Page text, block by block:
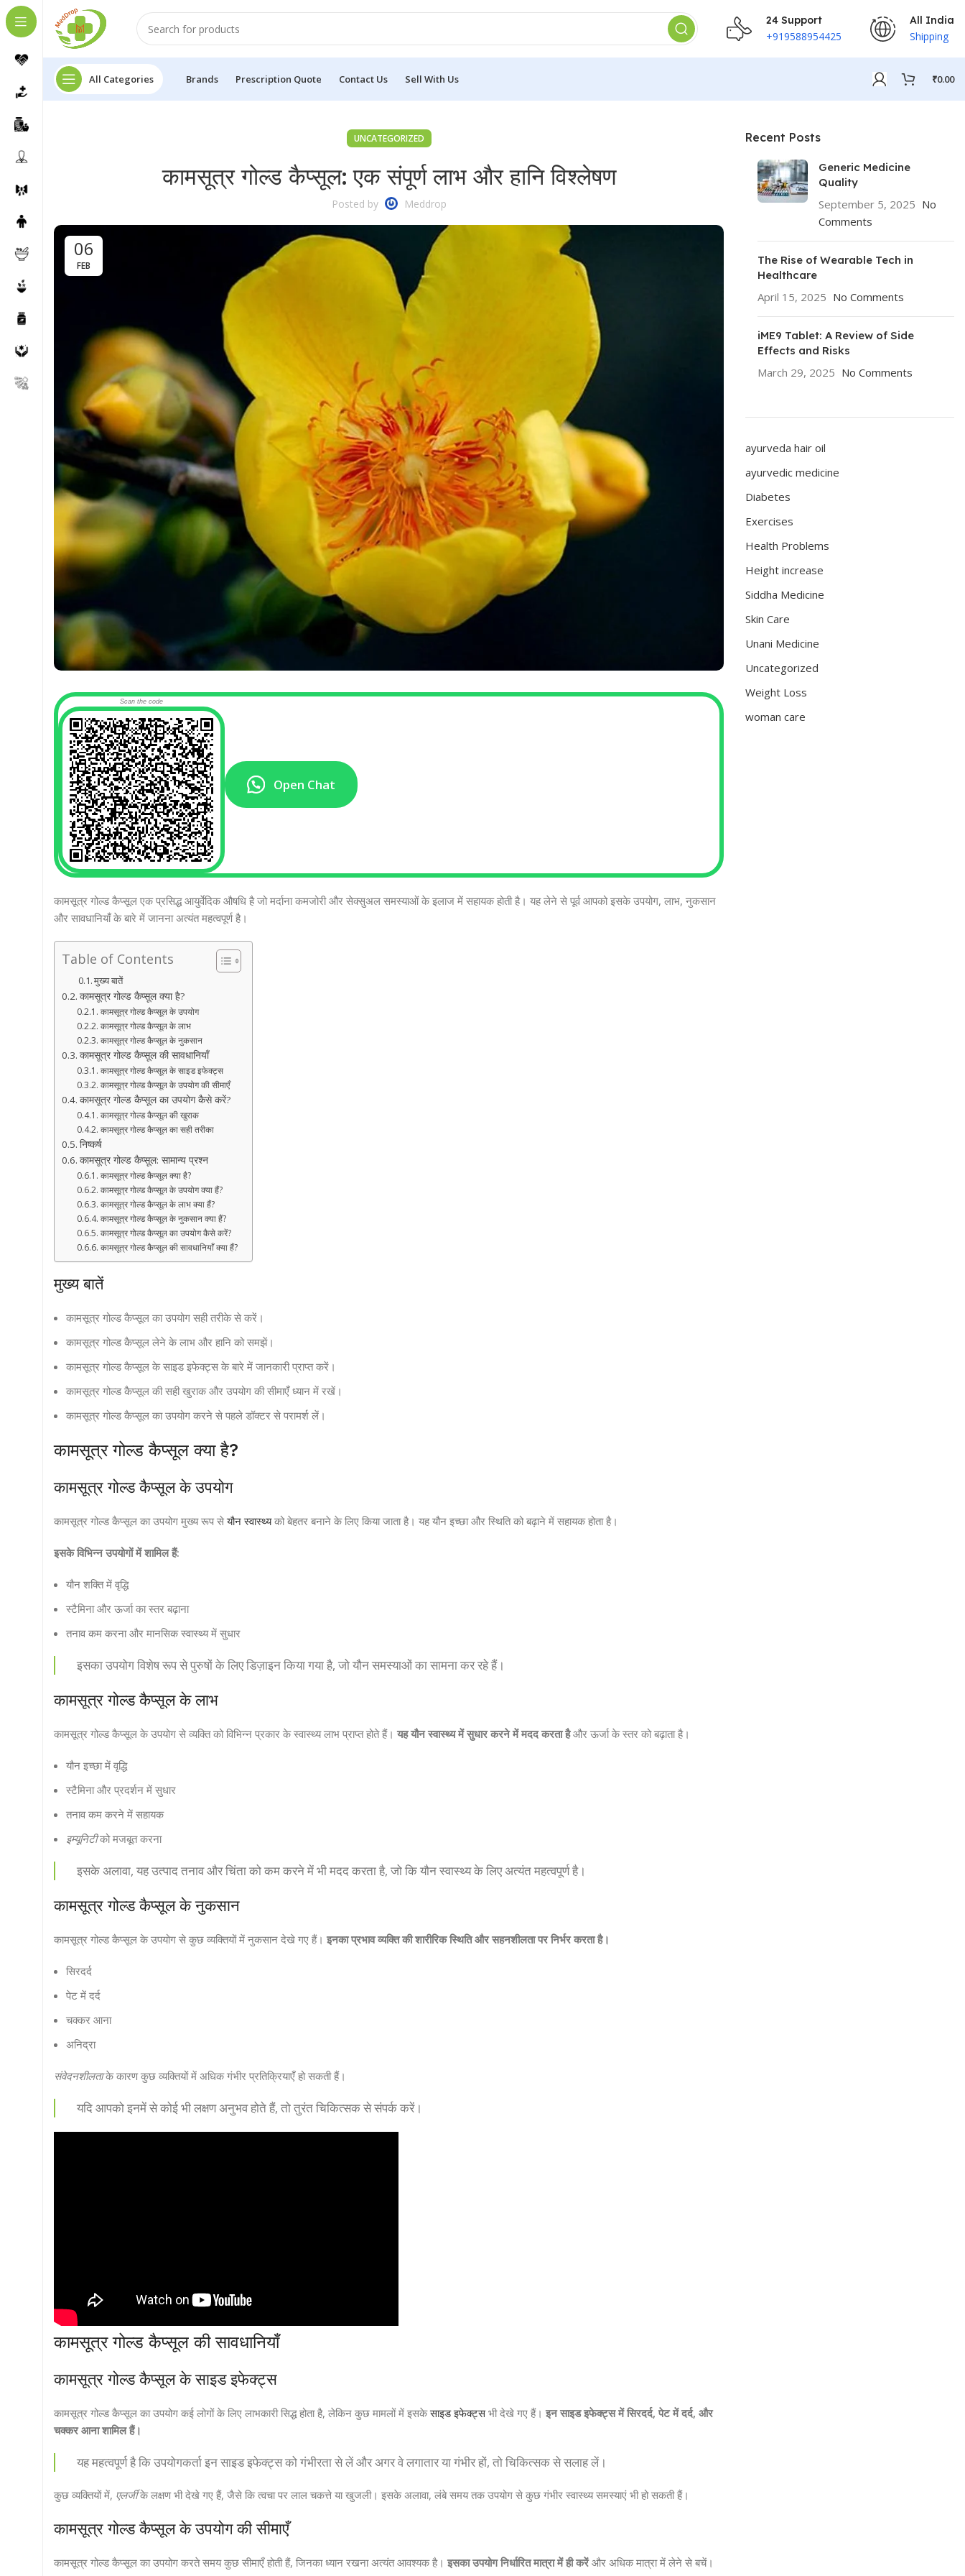
24 Support
+919588954425
All India
Shipping
All Categories Brands Prescription Quote Contact Us Sell With Us ₹0.00
UNCATEGORIZED
कामसूत्र गोल्ड कैप्सूल: एक संपूर्ण लाभ और हानि विश्लेषण
Posted by Meddrop
06
FEB
Scan the code
Open Chat
कामसूत्र गोल्ड कैप्सूल एक प्रसिद्ध आयुर्वेदिक औषधि है जो मर्दाना कमजोरी और सेक्सुअल समस्याओं के इलाज में सहायक होती है। यह लेने से पूर्व आपको इसके उपयोग, लाभ, नुकसान
और सावधानियाँ के बारे में जानना अत्यंत महत्वपूर्ण है।
Table of Contents
मुख्य बातें
कामसूत्र गोल्ड कैप्सूल क्या है?
कामसूत्र गोल्ड कैप्सूल के उपयोग
कामसूत्र गोल्ड कैप्सूल के लाभ
कामसूत्र गोल्ड कैप्सूल के नुकसान
कामसूत्र गोल्ड कैप्सूल की सावधानियाँ
कामसूत्र गोल्ड कैप्सूल के साइड इफेक्ट्स
कामसूत्र गोल्ड कैप्सूल के उपयोग की सीमाएँ
कामसूत्र गोल्ड कैप्सूल का उपयोग कैसे करें?
कामसूत्र गोल्ड कैप्सूल की खुराक
कामसूत्र गोल्ड कैप्सूल का सही तरीका
निष्कर्ष
कामसूत्र गोल्ड कैप्सूल: सामान्य प्रश्न
कामसूत्र गोल्ड कैप्सूल क्या है?
कामसूत्र गोल्ड कैप्सूल के उपयोग क्या हैं?
कामसूत्र गोल्ड कैप्सूल के लाभ क्या हैं?
कामसूत्र गोल्ड कैप्सूल के नुकसान क्या हैं?
कामसूत्र गोल्ड कैप्सूल का उपयोग कैसे करें?
कामसूत्र गोल्ड कैप्सूल की सावधानियाँ क्या हैं?
मुख्य बातें
कामसूत्र गोल्ड कैप्सूल का उपयोग सही तरीके से करें।
कामसूत्र गोल्ड कैप्सूल लेने के लाभ और हानि को समझें।
कामसूत्र गोल्ड कैप्सूल के साइड इफेक्ट्स के बारे में जानकारी प्राप्त करें।
कामसूत्र गोल्ड कैप्सूल की सही खुराक और उपयोग की सीमाएँ ध्यान में रखें।
कामसूत्र गोल्ड कैप्सूल का उपयोग करने से पहले डॉक्टर से परामर्श लें।
कामसूत्र गोल्ड कैप्सूल क्या है?
कामसूत्र गोल्ड कैप्सूल के उपयोग
कामसूत्र गोल्ड कैप्सूल का उपयोग मुख्य रूप सेयौन स्वास्थ्यको बेहतर बनाने के लिए किया जाता है। यह यौन इच्छा और स्थिति को बढ़ाने में सहायक होता है।
इसके विभिन्न उपयोगों में शामिल हैं:
यौन शक्ति में वृद्धि
स्टैमिना और ऊर्जा का स्तर बढ़ाना
तनाव कम करना और मानसिक स्वास्थ्य में सुधार
इसका उपयोग विशेष रूप से पुरुषों के लिए डिज़ाइन किया गया है, जो यौन समस्याओं का सामना कर रहे हैं।
कामसूत्र गोल्ड कैप्सूल के लाभ
कामसूत्र गोल्ड कैप्सूल के उपयोग से व्यक्ति को विभिन्न प्रकार के स्वास्थ्य लाभ प्राप्त होते हैं। यह यौन स्वास्थ्य में सुधार करने में मदद करता हैऔर ऊर्जा के स्तर को बढ़ाता है।
यौन इच्छा में वृद्धि
स्टैमिना और प्रदर्शन में सुधार
तनाव कम करने में सहायक
इम्यूनिटीको मजबूत करना
इसके अलावा, यह उत्पाद तनाव और चिंता को कम करने में भी मदद करता है, जो कि यौन स्वास्थ्य के लिए अत्यंत महत्वपूर्ण है।
कामसूत्र गोल्ड कैप्सूल के नुकसान
कामसूत्र गोल्ड कैप्सूल के उपयोग से कुछ व्यक्तियों में नुकसान देखे गए हैं। इनका प्रभाव व्यक्ति की शारीरिक स्थिति और सहनशीलता पर निर्भर करता है।
सिरदर्द
पेट में दर्द
चक्कर आना
अनिद्रा
संवेदनशीलताके कारण कुछ व्यक्तियों में अधिक गंभीर प्रतिक्रियाएँ हो सकती हैं।
यदि आपको इनमें से कोई भी लक्षण अनुभव होते हैं, तो तुरंत चिकित्सक से संपर्क करें।
कामसूत्र गोल्ड कैप्सूल की सावधानियाँ
कामसूत्र गोल्ड कैप्सूल के साइड इफेक्ट्स
कामसूत्र गोल्ड कैप्सूल का उपयोग कई लोगों के लिए लाभकारी सिद्ध होता है, लेकिन कुछ मामलों में इसकेसाइड इफेक्ट्सभी देखे गए हैं। इन साइड इफेक्ट्स में सिरदर्द, पेट में दर्द, और
चक्कर आना शामिल हैं।
यह महत्वपूर्ण है कि उपयोगकर्ता इन साइड इफेक्ट्स को गंभीरता से लें और अगर वे लगातार या गंभीर हों, तो चिकित्सक से सलाह लें।
कुछ व्यक्तियों में, एलर्जीके लक्षण भी देखे गए हैं, जैसे कि त्वचा पर लाल चकत्ते या खुजली। इसके अलावा, लंबे समय तक उपयोग से कुछ गंभीर स्वास्थ्य समस्याएं भी हो सकती हैं।
कामसूत्र गोल्ड कैप्सूल के उपयोग की सीमाएँ
कामसूत्र गोल्ड कैप्सूल का उपयोग करते समय कुछ सीमाएँ होती हैं, जिनका ध्यान रखना अत्यंत आवश्यक है। इसका उपयोग निर्धारित मात्रा में ही करेंऔर अधिक मात्रा में लेने से बचें।
Recent Posts
Generic Medicine
Quality
September 5, 2025 No
Comments
The Rise of Wearable Tech in
Healthcare
April 15, 2025 No Comments
iME9 Tablet: A Review of Side
Effects and Risks
March 29, 2025 No Comments
ayurveda hair oil
ayurvedic medicine
Diabetes
Exercises
Health Problems
Height increase
Siddha Medicine
Skin Care
Unani Medicine
Uncategorized
Weight Loss
woman care